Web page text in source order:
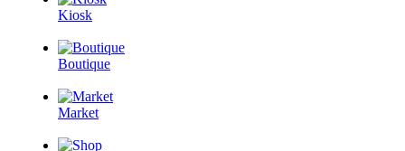
Kiosk
Boutique
Market